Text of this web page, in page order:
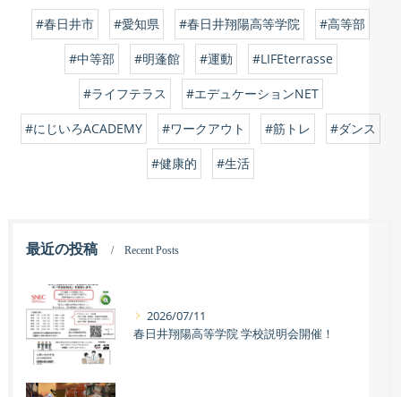
#春日井市 #愛知県 #春日井翔陽高等学院 #高等部
#中等部 #明蓬館 #運動 #LIFEterrasse
#ライフテラス #エデュケーションNET
#にじいろACADEMY #ワークアウト #筋トレ #ダンス
#健康的 #生活
最近の投稿 Recent Posts
2026/07/11
春日井翔陽高等学院 学校説明会開催！